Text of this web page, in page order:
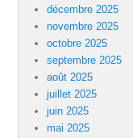
décembre 2025
novembre 2025
octobre 2025
septembre 2025
août 2025
juillet 2025
juin 2025
mai 2025